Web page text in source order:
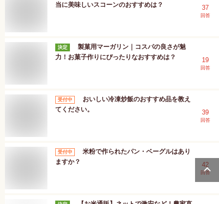
当に美味しいスコーンのおすすめは？
37
回答
決定
製菓用マーガリン｜コスパの良さが魅
力！お菓子作りにぴったりなおすすめは？
19
回答
受付中
おいしい冷凍炒飯のおすすめ品を教え
てください。
39
回答
受付中
米粉で作られたパン・ベーグルはあり
ますか？
42
回答